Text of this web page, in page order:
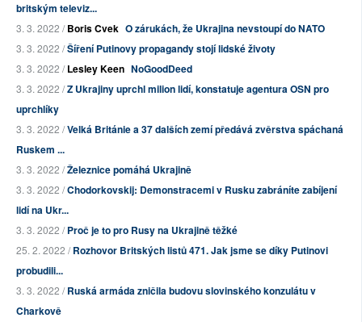
britským televiz...
3. 3. 2022 /Boris Cvek O zárukách, že Ukrajina nevstoupí do NATO
3. 3. 2022 /Šíření Putinovy propagandy stojí lidské životy
3. 3. 2022 /Lesley Keen NoGoodDeed
3. 3. 2022 /Z Ukrajiny uprchl milion lidí, konstatuje agentura OSN pro
uprchlíky
3. 3. 2022 /Velká Británie a 37 dalších zemí předává zvěrstva spáchaná
Ruskem ...
3. 3. 2022 /Železnice pomáhá Ukrajině
3. 3. 2022 /Chodorkovskij: Demonstracemi v Rusku zabráníte zabíjení
lidí na Ukr...
3. 3. 2022 /Proč je to pro Rusy na Ukrajině těžké
25. 2. 2022 /Rozhovor Britských listů 471. Jak jsme se díky Putinovi
probudili...
3. 3. 2022 /Ruská armáda zničila budovu slovinského konzulátu v
Charkově